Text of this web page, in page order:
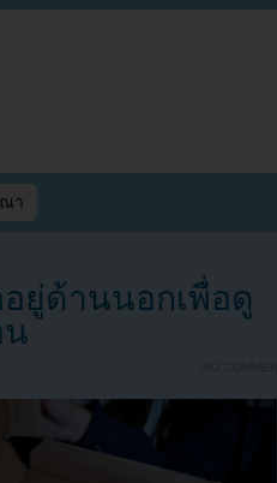
า
ยู่ด้านนอกเพื่อดู
น
NO